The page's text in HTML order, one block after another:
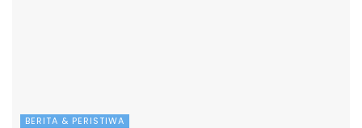
BERITA & PERISTIWA